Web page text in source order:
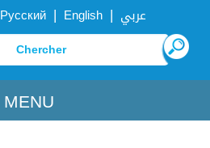
Русский | English | عربي
MENU